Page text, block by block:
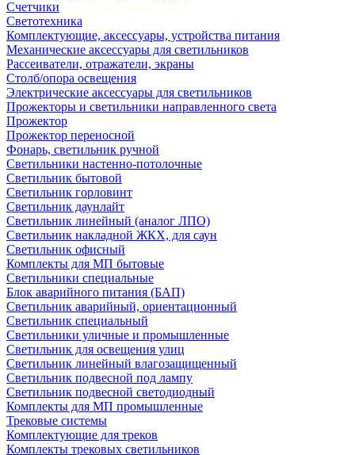
Счетчики
Светотехника
Комплектующие, аксессуары, устройства питания
Механические аксессуары для светильников
Рассеиватели, отражатели, экраны
Столб/опора освещения
Электрические аксессуары для светильников
Прожекторы и светильники направленного света
Прожектор
Прожектор переносной
Фонарь, светильник ручной
Светильники настенно-потолочные
Светильник бытовой
Светильник горловинт
Светильник даунлайт
Светильник линейный (аналог ЛПО)
Светильник накладной ЖКХ, для саун
Светильник офисный
Комплекты для МП бытовые
Светильники специальные
Блок аварийного питания (БАП)
Светильник аварийный, ориентационный
Светильник специальный
Светильники уличные и промышленные
Светильник для освещения улиц
Светильник линейный влагозащищенный
Светильник подвесной под лампу
Светильник подвесной светодиодный
Комплекты для МП промышленные
Трековые системы
Комплектующие для треков
Комплекты трековых светильников